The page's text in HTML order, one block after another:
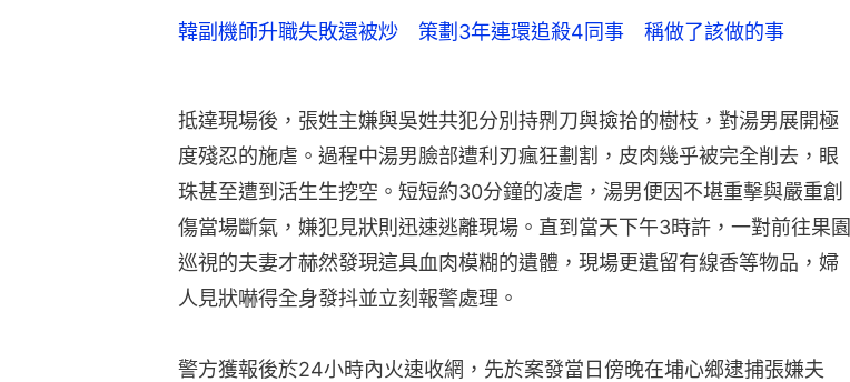
韓副機師升職失敗還被炒 策劃3年連環追殺4同事 稱做了該做的事
抵達現場後，張姓主嫌與吳姓共犯分別持𠝹刀與撿拾的樹枝，對湯男展開極
度殘忍的施虐。過程中湯男臉部遭利刃瘋狂劃割，皮肉幾乎被完全削去，眼
珠甚至遭到活生生挖空。短短約30分鐘的凌虐，湯男便因不堪重擊與嚴重創
傷當場斷氣，嫌犯見狀則迅速逃離現場。直到當天下午3時許，一對前往果園
巡視的夫妻才赫然發現這具血肉模糊的遺體，現場更遺留有線香等物品，婦
人見狀嚇得全身發抖並立刻報警處理。
警方獲報後於24小時內火速收網，先於案發當日傍晚在埔心鄉逮捕張嫌夫